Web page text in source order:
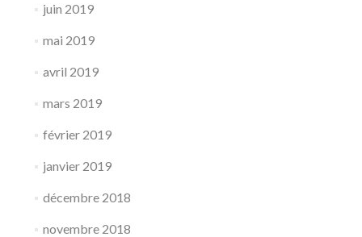
juin 2019
mai 2019
avril 2019
mars 2019
février 2019
janvier 2019
décembre 2018
novembre 2018